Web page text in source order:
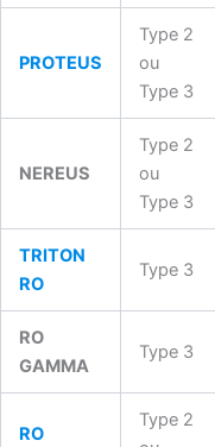
PROTEUS
Type 2
ou
Type 3
NEREUS
Type 2
ou
Type 3
TRITON
RO
Type 3
RO
GAMMA
Type 3
RO
Type 2